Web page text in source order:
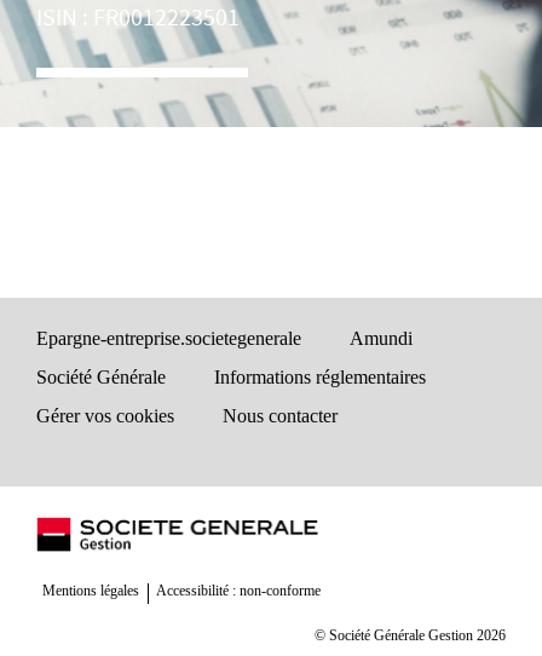
ISIN : FR0012223501
Epargne-entreprise.societegenerale
Amundi
Société Générale
Informations réglementaires
Gérer vos cookies
Nous contacter
Mentions légales Accessibilité : non-conforme
© Société Générale Gestion 2026